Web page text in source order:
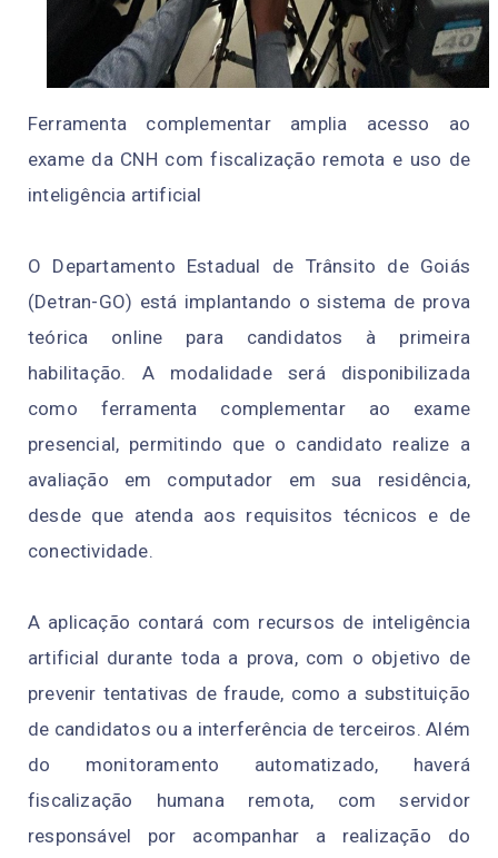
Ferramenta complementar amplia acesso ao
exame da CNH com fiscalização remota e uso de
inteligência artificial
O Departamento Estadual de Trânsito de Goiás
(Detran-GO) está implantando o sistema de prova
teórica online para candidatos à primeira
habilitação. A modalidade será disponibilizada
como ferramenta complementar ao exame
presencial, permitindo que o candidato realize a
avaliação em computador em sua residência,
desde que atenda aos requisitos técnicos e de
conectividade.
A aplicação contará com recursos de inteligência
artificial durante toda a prova, com o objetivo de
prevenir tentativas de fraude, como a substituição
de candidatos ou a interferência de terceiros. Além
do monitoramento automatizado, haverá
fiscalização humana remota, com servidor
responsável por acompanhar a realização do